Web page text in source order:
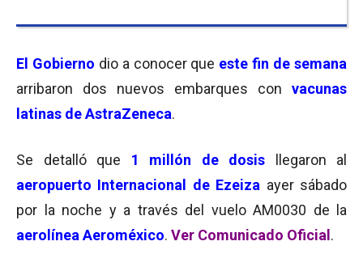
El Gobierno dio a conocer que este fin de semana
arribaron dos nuevos embarques con vacunas
latinas de AstraZeneca.
Se detalló que 1 millón de dosis llegaron al
aeropuerto Internacional de Ezeiza ayer sábado
por la noche y a través del vuelo AM0030 de la
aerolínea Aeroméxico. Ver Comunicado Oficial .